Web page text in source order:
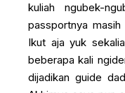
kuliah ngubek-
passportnya
Ikut aja yuk
beberapa kali
dijadikan guide